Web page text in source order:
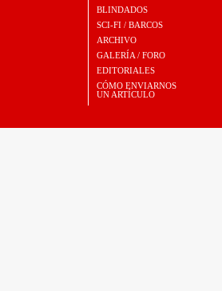
BLINDADOS
SCI-FI / BARCOS
ARCHIVO
GALERÍA / FORO
EDITORIALES
CÓMO ENVIARNOS
UN ARTÍCULO